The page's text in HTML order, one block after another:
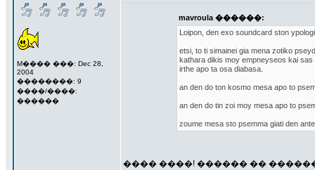
M���� ���: Dec 28,
2004
��������: 9
����/����:
������
mavroula ������:
Loipon, den exo soundcard ston
etsi, to ti simainei gia mena zotiko
kathara dikis moy empneyseos kai sas
irthe apo ta osa diabasa.
an den do ton kosmo mesa apo to
an den do tin zoi moy mesa apo to
zoume mesa sto psemma giati den
���� ����! ������ ��